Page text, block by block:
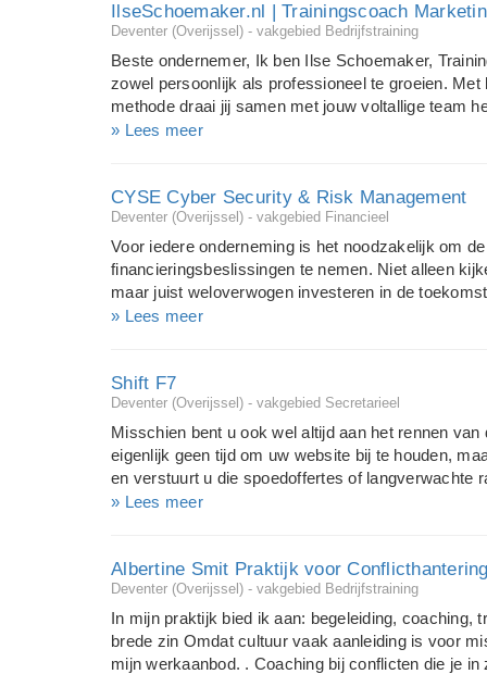
resultaat werd gehaald. Zo, ontzettend jammer.
simpel. Als jij jouw plan zelf schrijft, wordt het plan
ook alle stappen die nodig zijn om jouw resultaat
TRAINING MET INDIVIDUELE COACHING En
ontwikkeld. Jij doorloopt op jouw eigen tempo
IlseSchoemaker.nl | Trainingscoach
Deventer (Overijssel) - vakgebied Bedrijfstraining
Beste ondernemer, Ik ben Ilse Schoemaker,
zowel persoonlijk als professioneel te groeien.
methode draai jij samen met jouw voltallige team
misschien denken? Dat zal ik je vertellen. ;-) Ik
altijd het beoogde resultaat werd gehaald. Zo,
het antwoord heel simpel. Als jij jouw plan zelf
plan leven en zet jij ook alle stappen die nodig zijn
resultaat krijg je als je daar direct jouw voltallige
samen. TRAINING MET TOOLS, C...
» Lees meer
CYSE Cyber Security & Risk Management
Deventer (Overijssel) - vakgebied Financieel
Voor iedere onderneming is het noodzakelijk om
financieringsbeslissingen te nemen. Niet alleen
maar juist weloverwogen investeren in de
beslissingen te baseren op de juiste informatie.
"administratieplicht"). U bent door deze
schade die ontstaat door onvoldoende aandacht
beveiliging daarvan binnen uw organisatie. CYSE
van Cyber Security & Risk Management.
dienstverlening is het verzorgen van passende
» Lees meer
Shift F7
Deventer (Overijssel) - vakgebied Secretarieel
Misschien bent u ook wel altijd aan het rennen
eigenlijk geen tijd om uw website bij te houden,
en verstuurt u die spoedoffertes of langverwachte
een foutje. Iedere ondernemer herkent de
pakken en te regelen, zodat u meer tijd hebt voor
worden via e-mail en internet. Wie is Shift F7? Ik
opgegroeid in een ondernemersgezin en de
als (project)secretaresse heb ik onder andere
organisatieadviesbureau en een
» Lees meer
Albertine Smit Praktijk voor Conflicthantering
Deventer (Overijssel) - vakgebied Bedrijfstraining
In mijn praktijk bied ik aan: begeleiding, coaching,
brede zin Omdat cultuur vaak aanleiding is voor
mijn werkaanbod. . Coaching bij conflicten die je